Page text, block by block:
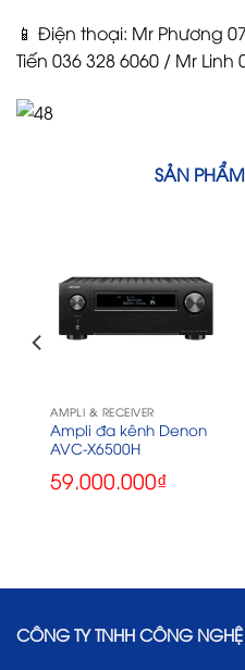
📱 Điện thoại: Mr Phương
Tiến 036 328 6060 / Mr Linh
SẢN
AMPLI & RECEIVER
Ampli đa kênh Denon
AVC-X6500H
59.000.000₫
CÔNG TY TNHH CÔNG